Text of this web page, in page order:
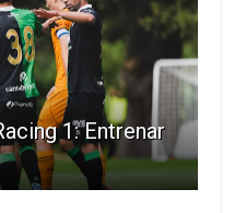
1: Entrenar